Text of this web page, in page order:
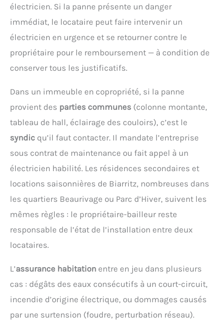
électricien. Si la panne présente un danger
immédiat, le locataire peut faire intervenir un
électricien en urgence et se retourner contre le
propriétaire pour le remboursement — à condition de
conserver tous les justificatifs.
Dans un immeuble en copropriété, si la panne
provient des parties communes (colonne montante,
tableau de hall, éclairage des couloirs), c’est le
syndic qu’il faut contacter. Il mandate l’entreprise
sous contrat de maintenance ou fait appel à un
électricien habilité. Les résidences secondaires et
locations saisonnières de Biarritz, nombreuses dans
les quartiers Beaurivage ou Parc d’Hiver, suivent les
mêmes règles : le propriétaire-bailleur reste
responsable de l’état de l’installation entre deux
locataires.
L’assurance habitation entre en jeu dans plusieurs
cas : dégâts des eaux consécutifs à un court-circuit,
incendie d’origine électrique, ou dommages causés
par une surtension (foudre, perturbation réseau).